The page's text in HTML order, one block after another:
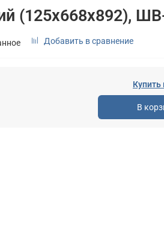
(125х668х892),
Добавить в сравнение
Купить
В